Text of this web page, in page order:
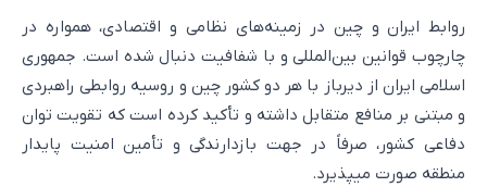
روابط ایران و چین در زمینه‌های نظامی و اقتصادی، همواره در
چارچوب قوانین بین‌المللی و با شفافیت دنبال شده است. جمهوری
اسلامی ایران از دیرباز با هر دو کشور چین و روسیه روابطی راهبردی
و مبتنی بر منافع متقابل داشته و تأکید کرده است که تقویت توان
دفاعی کشور، صرفاً در جهت بازدارندگی و تأمین امنیت پایدار
منطقه صورت میپذیرد.